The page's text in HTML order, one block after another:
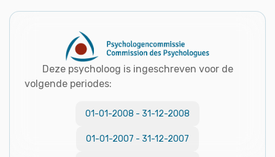
Deze psycholoog is ingeschreven voor de
volgende periodes:
01-01-2008 - 31-12-2008
01-01-2007 - 31-12-2007